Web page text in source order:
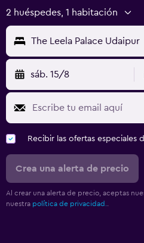
2 huéspedes, 1 habitación
The Leela Palace Udaipur
sáb. 15/8
Recibir las ofertas especiales
Crea una alerta de precio
Al crear una alerta de precio, aceptas
nuestra política de privacidad.